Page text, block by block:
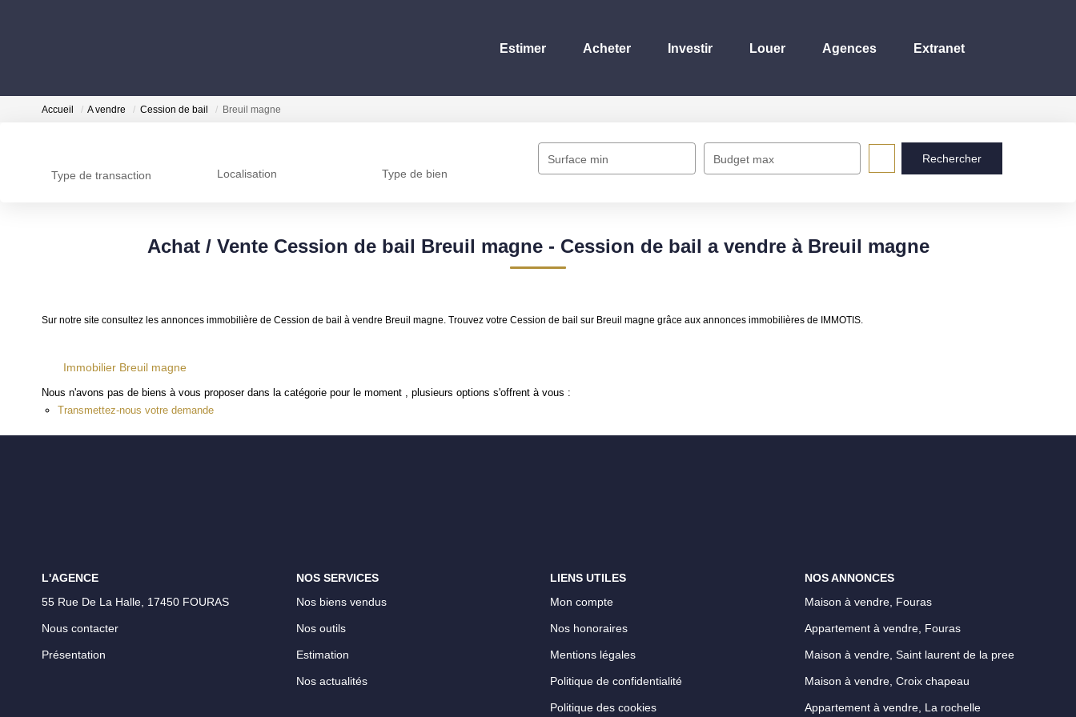
Estimer Acheter Investir Louer Agences Extranet
Accueil A vendre Cession de bail Breuil magne
Type de transaction Localisation Type de bien
Surface min Budget max
Achat / Vente Cession de bail Breuil magne - Cession de bail a vendre à Breuil magne
Sur notre site consultez les annonces immobilière de Cession de bail à vendre Breuil magne. Trouvez votre Cession de bail sur Breuil magne grâce aux annonces immobilières de IMMOTIS.
Immobilier Breuil magne
Nous n'avons pas de biens à vous proposer dans la catégorie pour le moment , plusieurs options s'offrent à vous :
Transmettez-nous votre demande
L'AGENCE
55 Rue De La Halle, 17450 FOURAS
Nous contacter
Présentation
NOS SERVICES
Nos biens vendus
Nos outils
Estimation
Nos actualités
LIENS UTILES
Mon compte
Nos honoraires
Mentions légales
Politique de confidentialité
Politique des cookies
NOS ANNONCES
Maison à vendre, Fouras
Appartement à vendre, Fouras
Maison à vendre, Saint laurent de la pree
Maison à vendre, Croix chapeau
Appartement à vendre, La rochelle